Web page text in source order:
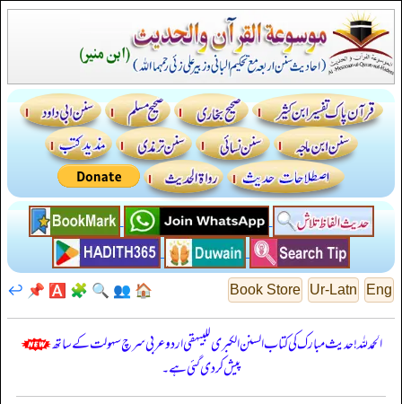
Eng
Ur-Latn
Book Store
🏠
👥
🔍
🧩
🅰️
📌
↩️
الحمدللہ! حدیث مبارک کی کتاب السنن الكبرى للبيهقي اردو عربی سرچ سہولت کے ساتھ
پیش کر دی گئی ہے۔